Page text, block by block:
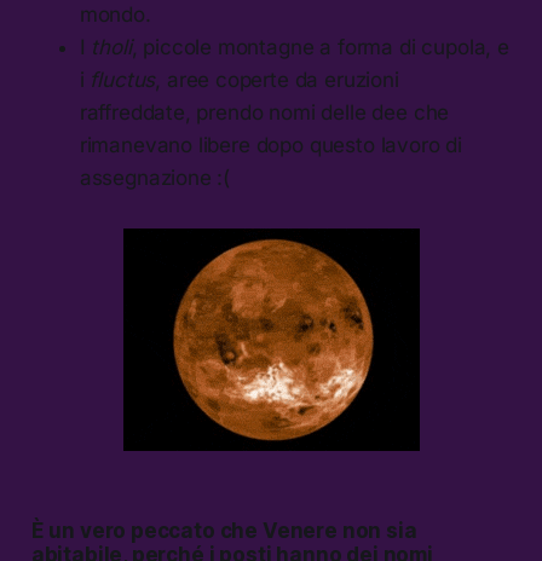
mondo.
I tholi, piccole montagne a forma di cupola, e
i fluctus, aree coperte da eruzioni
raffreddate, prendo nomi delle dee che
rimanevano libere dopo questo lavoro di
assegnazione :(
È un vero peccato che Venere non sia
abitabile, perché i posti hanno dei nomi